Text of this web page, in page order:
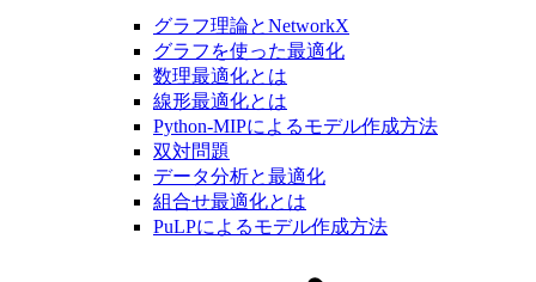
グラフ理論とNetworkX
グラフを使った最適化
数理最適化とは
線形最適化とは
Python-MIPによるモデル作成方法
双対問題
データ分析と最適化
組合せ最適化とは
PuLPによるモデル作成方法